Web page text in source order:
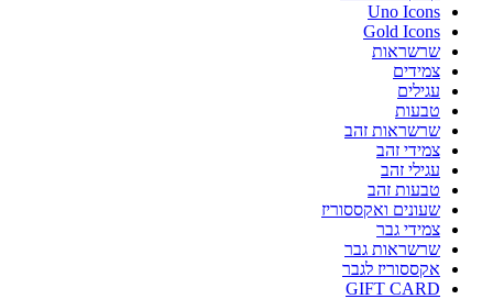
Uno Icons
Gold Icons
שרשראות
צמידים
עגילים
טבעות
שרשראות זהב
צמידי זהב
עגילי זהב
טבעות זהב
שעונים ואקססוריז
צמידי גבר
שרשראות גבר
אקססוריז לגבר
GIFT CARD